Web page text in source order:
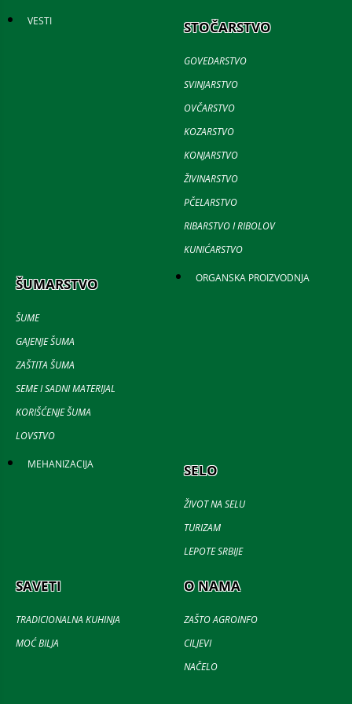
VESTI STOČARSTVO
GOVEDARSTVO
SVINJARSTVO
OVČARSTVO
KOZARSTVO
KONJARSTVO
ŽIVINARSTVO
PČELARSTVO
RIBARSTVO I RIBOLOV
KUNIĆARSTVO
ŠUMARSTVO
ŠUME
GAJENJE ŠUMA
ZAŠTITA ŠUMA
SEME I SADNI MATERIJAL
KORIŠĆENJE ŠUMA
LOVSTVO
ORGANSKA PROIZVODNJA
MEHANIZACIJA SELO
ŽIVOT NA SELU
TURIZAM
LEPOTE SRBIJE
SAVETI
TRADICIONALNA KUHINJA
MOĆ BILJA
O NAMA
ZAŠTO AGROINFO
CILJEVI
NAČELO